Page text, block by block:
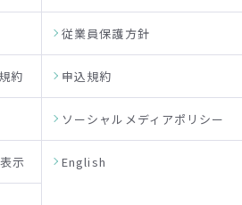
従業員保護方針
約 申込規約
ソーシャルメディアポリシー
示 English